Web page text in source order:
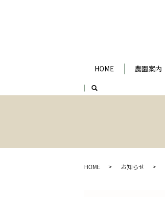
HOME 農園案内
search
HOME お知らせ